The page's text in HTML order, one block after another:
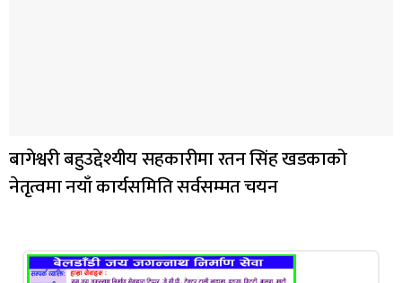
बागेश्वरी बहुउद्देश्यीय सहकारीमा रतन सिंह खडकाको
नेतृत्वमा नयाँ कार्यसमिति सर्वसम्मत चयन